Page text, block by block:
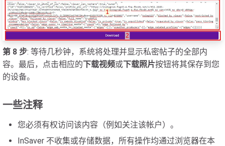
第 8 步: 等待几秒钟，系统将处理并显示私密帖子的全部内
容。最后，点击相应的下载视频或下载照片按钮将其保存到您
的设备。
一些注释
您必须有权访问该内容（例如关注该帐户）。
InSaver 不收集或存储数据，所有操作均通过浏览器在本